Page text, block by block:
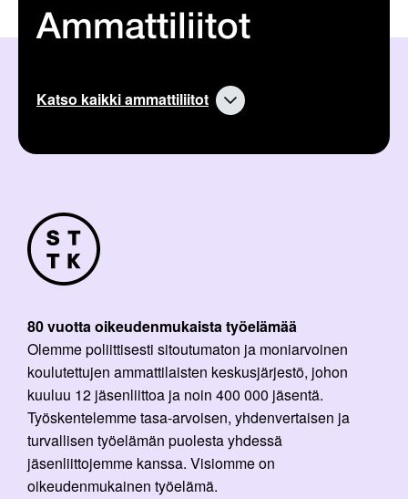
Ammattiliitot
Katso kaikki ammattiliitot
80 vuotta oikeudenmukaista työelämää
Olemme poliittisesti sitoutumaton ja moniarvoinen
koulutettujen ammattilaisten keskusjärjestö, johon
kuuluu 12 jäsenliittoa ja noin 400 000 jäsentä.
Työskentelemme tasa-arvoisen, yhdenvertaisen ja
turvallisen työelämän puolesta yhdessä
jäsenliittojemme kanssa. Visiomme on
oikeudenmukainen työelämä.